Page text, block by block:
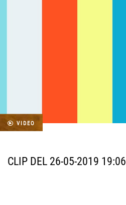
VIDEO
CLIP DEL 26-05-2019 19:06